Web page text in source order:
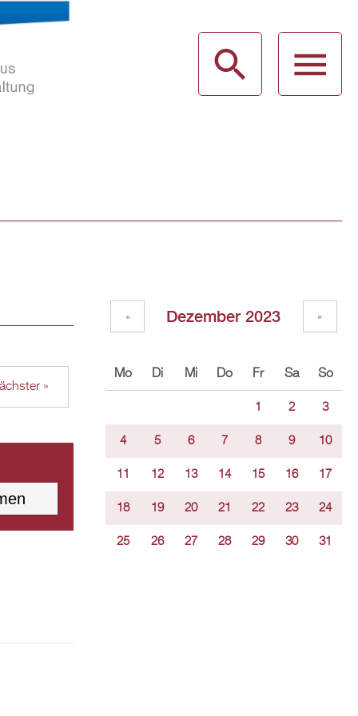
»
Dezember 2023
« »
Mo Di Mi Do Fr Sa So
1 2 3
4 5 6 7 8 9 10
11 12 13 14 15 16 17
18 19 20 21 22 23 24
25 26 27 28 29 30 31